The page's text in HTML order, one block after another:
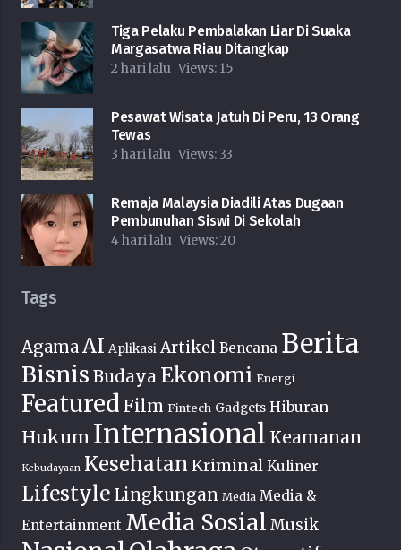
Tiga Pelaku Pembalakan Liar Di Suaka
Margasatwa Riau Ditangkap
2 hari lalu Views: 15
Pesawat Wisata Jatuh Di Peru, 13 Orang
Tewas
3 hari lalu Views: 33
Remaja Malaysia Diadili Atas Dugaan
Pembunuhan Siswi Di Sekolah
4 hari lalu Views:20
Tags
Agama AI Aplikasi Artikel Bencana Berita
Bisnis Budaya Ekonomi Energi
Featured Film Fintech Gadgets Hiburan
Hukum Internasional Keamanan
Kebudayaan Kesehatan Kriminal Kuliner
Lifestyle Lingkungan Media Media &
Entertainment Media Sosial Musik